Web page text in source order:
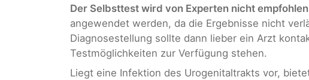
Der Selbsttest wird von Experten nicht empfohlen
angewendet werden, da die Ergebnisse nicht
Diagnosestellung sollte dann lieber ein Arzt
Testmöglichkeiten zur Verfügung stehen.
Liegt eine Infektion des Urogenitaltrakts vor,